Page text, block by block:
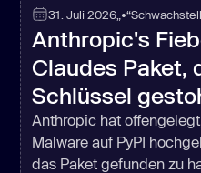
31. Juli 2026 „•“
Anthropic's
Claudes Paket,
Schlüssel
Anthropic hat
Malware auf PyPI
das Paket gefunden zu